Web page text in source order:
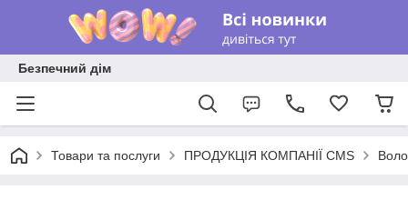
Безпечний дім
Товари та послуги ПРОДУКЦІЯ КОМПАНІЇ CMS